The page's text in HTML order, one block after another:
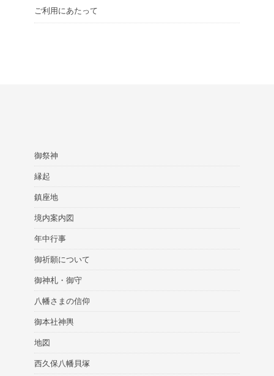
ご利用にあたって
御祭神
縁起
鎮座地
境内案内図
年中行事
御祈願について
御神札・御守
八幡さまの信仰
御本社神輿
地図
西久保八幡貝塚